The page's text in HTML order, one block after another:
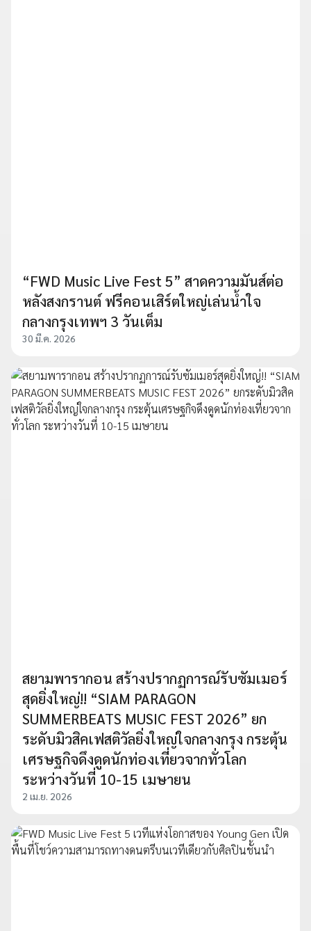
“FWD Music Live Fest 5” สาดความมันส์ต่อ
หลังสงกรานต์ ฟรีคอนเสิร์ตใหญ่เล่นน้ำใจ
กลางกรุงเทพฯ 3 วันเต็ม
30 มี.ค. 2026
สยามพารากอน สร้างปรากฏการณ์รับซัมเมอร์
สุดยิ่งใหญ่!! “SIAM PARAGON
SUMMERBEATS MUSIC FEST 2026” ยก
ระดับมิวสิคเฟสติวัลยิ่งใหญ่ใจกลางกรุง กระตุ้น
เศรษฐกิจดึงดูดนักท่องเที่ยวจากทั่วโลก
ระหว่างวันที่ 10-15 เมษายน
2 เม.ย. 2026